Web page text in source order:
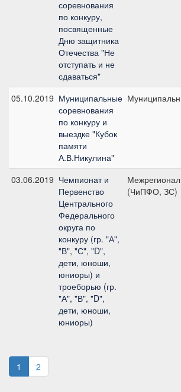
соревнования
по конкуру,
посвященные
Дню защитника
Отечества "Не
отступать и не
сдаваться"
05.10.2019 Муниципальные
соревнования
по конкуру и
выездке "Кубок
памяти
А.В.Никулина"
03.06.2019 Чемпионат и
Первенство
Центрального
Федерального
округа по
конкуру (гр. "А",
"В", "С", "D",
дети, юноши,
юниоры) и
троеборью (гр.
"А", "В", "D",
дети, юноши,
юниоры)
(ЧиПФО, ЗС)
1 2